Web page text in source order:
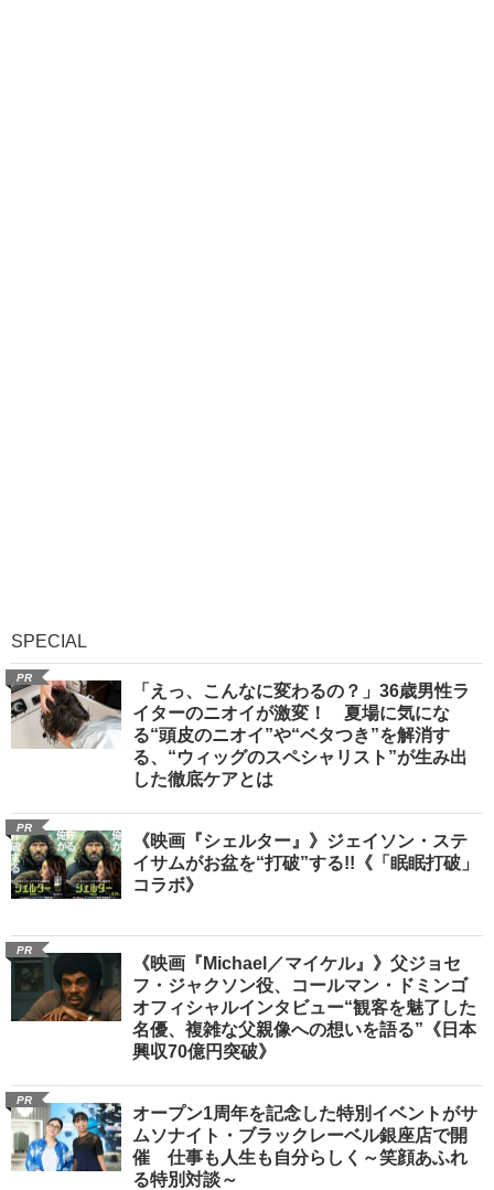
SPECIAL
PR
「えっ、こんなに変わるの？」36歳男性ラ
イターのニオイが激変！ 夏場に気にな
る“頭皮のニオイ”や“ベタつき”を解消す
る、“ウィッグのスペシャリスト”が生み出
した徹底ケアとは
PR
《映画『シェルター』》ジェイソン・ステ
イサムがお盆を“打破”する!!《「眠眠打破」
コラボ》
PR
《映画『Michael／マイケル』》父ジョセ
フ・ジャクソン役、コールマン・ドミンゴ
オフィシャルインタビュー“観客を魅了した
名優、複雑な父親像への想いを語る”《日本
興収70億円突破》
PR
オープン1周年を記念した特別イベントがサ
ムソナイト・ブラックレーベル銀座店で開
催 仕事も人生も自分らしく～笑顔あふれ
る特別対談～